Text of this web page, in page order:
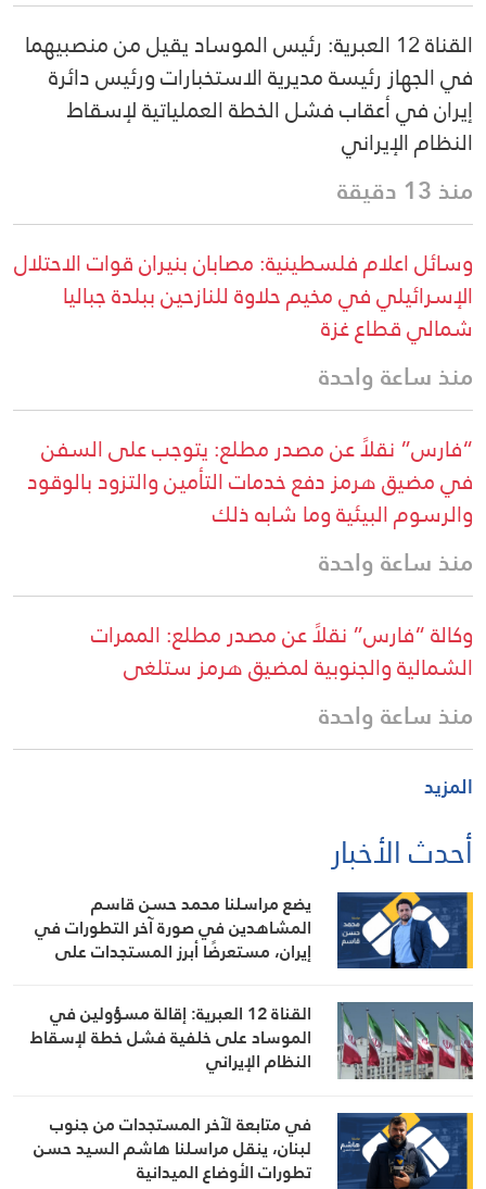
القناة 12 العبرية: رئيس الموساد يقيل من منصبيهما
في الجهاز رئيسة مديرية الاستخبارات ورئيس دائرة
إيران في أعقاب فشل الخطة العملياتية لإسقاط
النظام الإيراني
منذ 13 دقيقة
وسائل اعلام فلسطينية: مصابان بنيران قوات الاحتلال
الإسرائيلي في مخيم حلاوة للنازحين ببلدة جباليا
شمالي قطاع غزة
منذ ساعة واحدة
“فارس” نقلاً عن مصدر مطلع: يتوجب على السفن
في مضيق هرمز دفع خدمات التأمين والتزود بالوقود
والرسوم البيئية وما شابه ذلك
منذ ساعة واحدة
وكالة “فارس” نقلاً عن مصدر مطلع: الممرات
الشمالية والجنوبية لمضيق هرمز ستلغى
منذ ساعة واحدة
المزيد
أحدث الأخبار
يضع مراسلنا محمد حسن قاسم
المشاهدين في صورة آخر التطورات في
إيران، مستعرضًا أبرز المستجدات على
المواقف الرسمية وأبرز التطورات ذات
الصلة بالشأنين الداخلي والإقليمي
القناة 12 العبرية: إقالة مسؤولين في
الموساد على خلفية فشل خطة لإسقاط
النظام الإيراني
في متابعة لآخر المستجدات من جنوب
لبنان، ينقل مراسلنا هاشم السيد حسن
تطورات الأوضاع الميدانية